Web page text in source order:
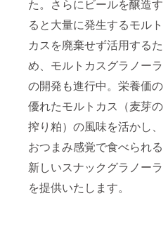
た。さらにビールを醸造す
ると大量に発生するモルト
カスを廃棄せず活用するた
め、モルトカスグラノーラ
の開発も進行中。栄養価の
優れたモルトカス（麦芽の
搾り粕）の風味を活かし、
おつまみ感覚で食べられる
新しいスナックグラノーラ
を提供いたします。